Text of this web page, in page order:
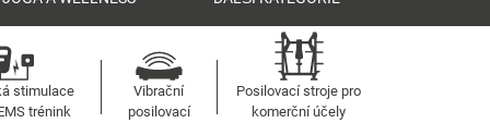
stimulace
trénink
Vibrační
posilovací
Posilovací stroje pro
komerční účely